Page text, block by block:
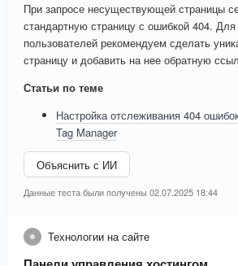
При запросе несуществующей страницы
стандартную страницу с ошибкой 404.
пользователей рекомендуем сделать
страницу и добавить на нее обратную
Статьи по теме
Настройка отслеживания 404
Tag Manager
Объяснить с ИИ
Данные теста были получены 02.07.2025 18:44
Технологии на сайте